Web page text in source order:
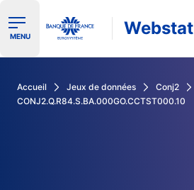
Ouvrir le menu de navigation
MENU Webstat
Accueil Jeux de données
Conj2
CONJ2.Q.R84.S.BA.000GO.CCTST000.10